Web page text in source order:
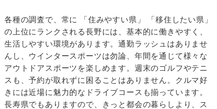
各種の調査で、常に 「住みやすい県」 「移住したい県」
の上位にランクされる長野には、基本的に働きやすく、
生活しやすい環境があります。通勤ラッシュはありませ
んし、ウインタースポーツは勿論、年間を通じて様々な
アウトドアスポーツを楽しめます。週末のゴルフやテニ
スも、予約が取れずに困ることはありません。クルマ好
きには近場に魅力的なドライブコースも揃っています。
長寿県でもありますので、きっと都会の暮らしより、ス